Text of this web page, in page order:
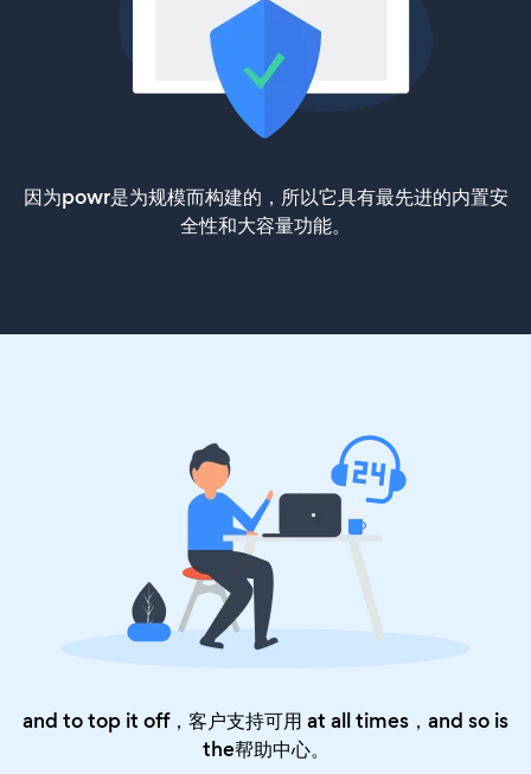
因为powr是为规模而构建的，所以它具有最先进的内置安
全性和大容量功能。
and to top it off，客户支持可用 at all times，and so is
the帮助中心。